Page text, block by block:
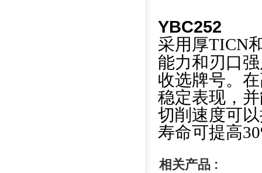
YBC252
采用厚TICN
能力和刃口
收选牌号。
稳定表现，
切削速度可
寿命可提高
相关产品 :